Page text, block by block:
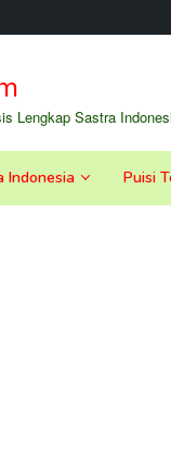
Lengkap Sastra
Indonesia Puisi